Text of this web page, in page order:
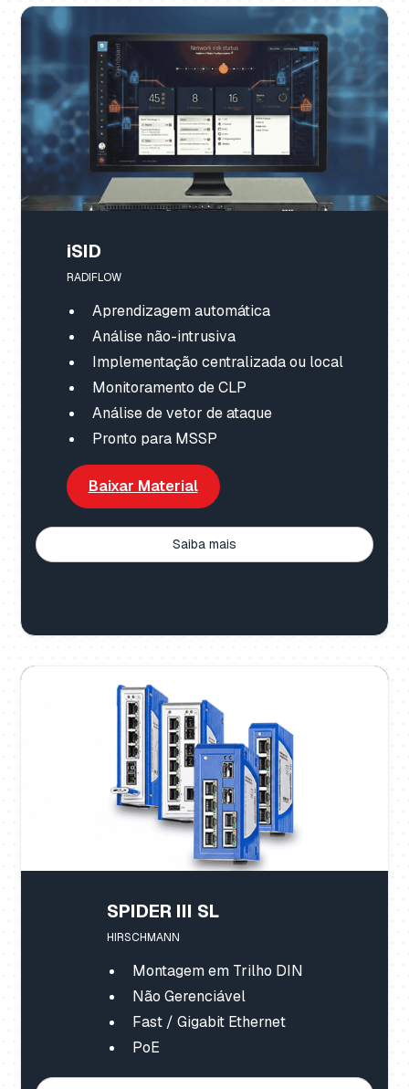
iSID
RADIFLOW
Aprendizagem automática
Análise não-intrusiva
Implementação centralizada ou local
Monitoramento de CLP
Análise de vetor de ataque
Pronto para MSSP
Baixar Material
Saiba mais
SPIDER III SL
HIRSCHMANN
Montagem em Trilho DIN
Não Gerenciável
Fast / Gigabit Ethernet
PoE